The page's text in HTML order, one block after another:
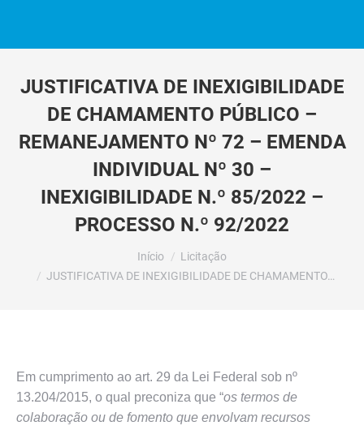
JUSTIFICATIVA DE INEXIGIBILIDADE
DE CHAMAMENTO PÚBLICO –
REMANEJAMENTO Nº 72 – EMENDA
INDIVIDUAL Nº 30 –
INEXIGIBILIDADE N.º 85/2022 –
PROCESSO N.º 92/2022
Início
Licitação
JUSTIFICATIVA DE INEXIGIBILIDADE DE CHAMAMENTO…
Em cumprimento ao art. 29 da Lei Federal sob nº
13.204/2015, o qual preconiza que “os termos de
colaboração ou de fomento que envolvam recursos